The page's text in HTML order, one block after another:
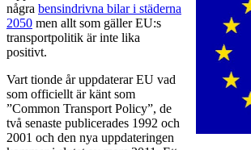
några bensindrivna bilar i städerna
2050 men allt som gäller EU:s
transportpolitik är inte lika
positivt.
Vart tionde år uppdaterar EU vad
som officiellt är känt som
”Common Transport Policy”, de
två senaste publicerades 1992 och
2001 och den nya uppdateringen